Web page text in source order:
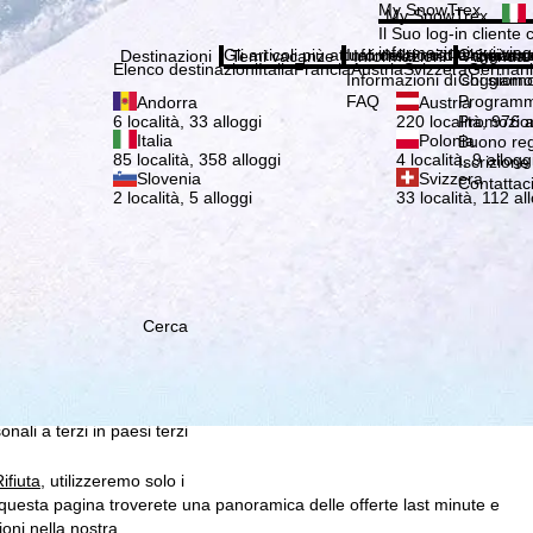
noi, TravelTrex
utilizzando le
consigli sui singoli
a terzi in paesi terzi
, utilizzeremo solo i
nella nostra
Iscrizione
My SnowTrex
My SnowTrex
Il Suo log-in cliente
informazioni sui
Si
Destinazioni
Elenco destinazioniItaliaFranciaAustriaSvizzera
Andorra
6 località, 33 alloggi
Austria
220 località, 976
Italia
85 località, 358 alloggi
Polonia
4 località, 9
Slovenia
2 località, 5 alloggi
Svizzera
33 località, 112
Temi vacanze
Gli articoli più attuali della nostra rivista
Informazioni
Informazioni di
Informazioni di
FAQ
Azienda
Chi siamo
Chi siamo
Buono
Contattaci
Cerca
pagina troverete una panoramica delle offerte last minute e